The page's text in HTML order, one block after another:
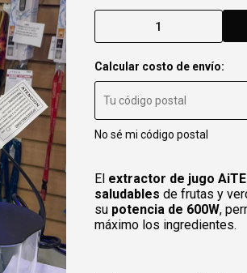
Calcular costo de envío:
No sé mi código postal
El extractor de jugo
saludables de frutas y
su potencia de 600W,
máximo los ingredientes.